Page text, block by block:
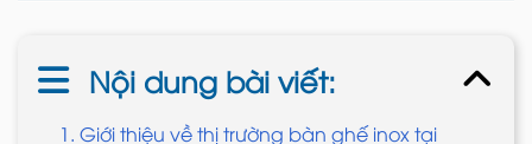
Nội dung bài viết:
1. Giới thiệu về thị trường bàn ghế inox tại